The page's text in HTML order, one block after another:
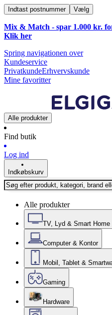
Indtast postnummer Vælg
Mix & Match - spar 1.000 kr.
Klik her
Spring navigationen over
Kundeservice
PrivatkundeErhvervskunde
Mine favoritter
Alle produkter
Find butik
Log ind
Indkøbskurv
Alle produkter
TV, Lyd & Smart Home
Computer & Kontor
Mobil, Tablet &
Gaming
Hardware